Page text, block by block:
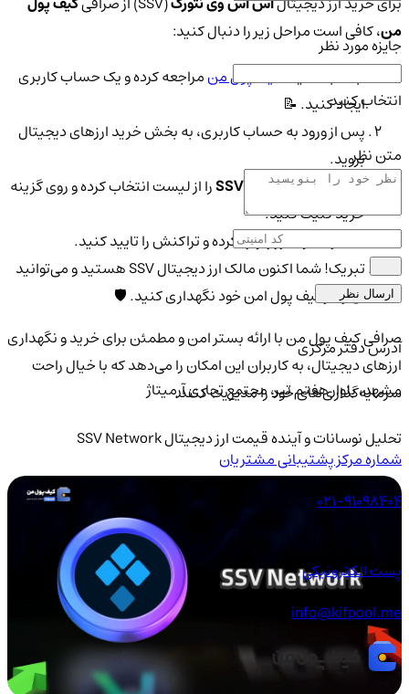
من، کافی است مراحل زیر را دنبال کنید:
ابتدا به سایتکیف پول منمراجعه کرده و یک حساب کاربری
ایجاد کنید. 📝
پس از ورود به حساب کاربری، به بخش خرید ارزهای دیجیتال
بروید.
ارزSSV Network (SSV)را از لیست انتخاب کرده و روی گزینه
خرید کلیک کنید.
مقدار دلخواه ارز را وارد کرده و تراکنش را تایید کنید.
تبریک! شما اکنون مالک ارز دیجیتال SSV هستید و می‌توانید
آن را در کیف پول امن خود نگهداری کنید. 🛡️
صرافی کیف پول من با ارائه بستر امن و مطمئن برای خرید و نگهداری
ارزهای دیجیتال، به کاربران این امکان را می‌دهد که با خیال راحت
سرمایه‌گذاری‌های خود را مدیریت کنند.
تحلیل نوسانات و آینده قیمت ارز دیجیتال SSV Network
جایزه مورد نظر
انتخاب کنید
متن نظر
ارسال نظر
آدرس دفتر مرکزی
مشهد، بلوار هفتم تیر، مجتمع تجاری آرمیتاژ
شماره مرکز پشتیبانی مشتریان
021-91098404
پست الکترونیکی
info@kifpool.me